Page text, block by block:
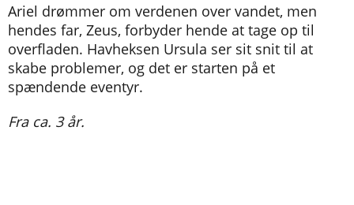
Ariel drømmer om verdenen over vandet, men
hendes far, Zeus, forbyder hende at tage op til
overfladen. Havheksen Ursula ser sit snit til at
skabe problemer, og det er starten på et
spændende eventyr.
Fra ca. 3 år.